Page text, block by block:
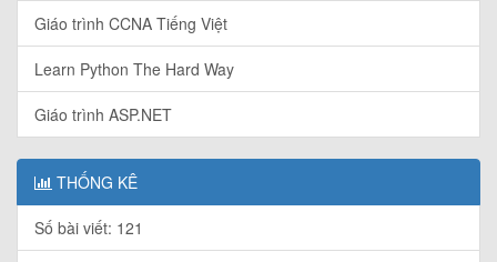
Giáo trình CCNA Tiếng Việt
Learn Python The Hard Way
Giáo trình ASP.NET
THỐNG KÊ
Số bài viết: 121